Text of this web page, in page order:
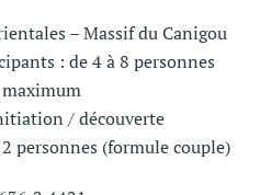
– Massif du Canigou
: de 4 à 8 personnes
maximum
/ découverte
personnes (formule couple)